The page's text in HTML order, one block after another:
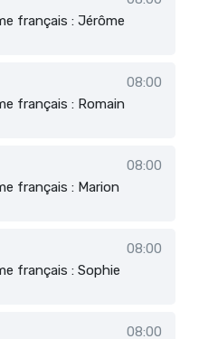
français : Jérôme
08:00
français : Romain
08:00
français : Marion
08:00
français : Sophie
08:00